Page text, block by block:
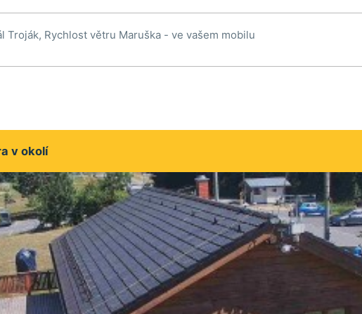
Troják, Rychlost větru Maruška - ve vašem mobilu
v okolí